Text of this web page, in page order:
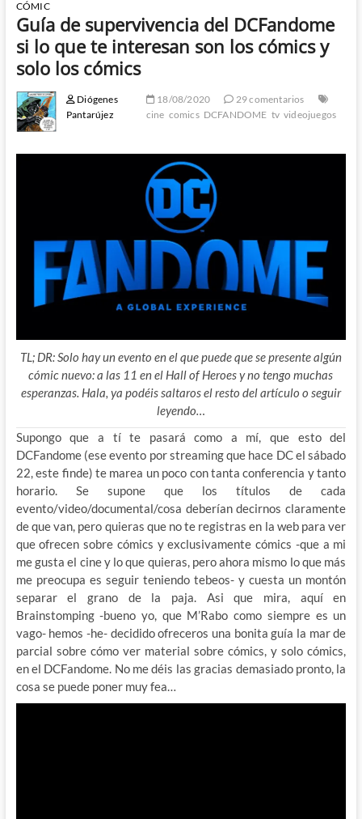
CÓMIC
Guía de supervivencia del DCFandome
si lo que te interesan son los cómics y
solo los cómics
Diógenes
Pantarújez
18/08/2020
29 comentarios
cine comics DCFANDOME tv videojuegos
TL; DR: Solo hay un evento en el que puede que se presente algún
cómic nuevo: a las 11 en el Hall of Heroes y no tengo muchas
esperanzas. Hala, ya podéis saltaros el resto del artículo o seguir
leyendo…
Supongo que a tí te pasará como a mí, que esto del
DCFandome (ese evento por streaming que hace DC el sábado
22, este finde) te marea un poco con tanta conferencia y tanto
horario. Se supone que los títulos de cada
evento/video/documental/cosa deberían decirnos claramente
de que van, pero quieras que no te registras en la web para ver
que ofrecen sobre cómics y exclusivamente cómics -que a mi
me gusta el cine y lo que quieras, pero ahora mismo lo que más
me preocupa es seguir teniendo tebeos- y cuesta un montón
separar el grano de la paja. Asi que mira, aquí en
Brainstomping -bueno yo, que M’Rabo como siempre es un
vago- hemos -he- decidido ofreceros una bonita guía la mar de
parcial sobre cómo ver material sobre cómics, y solo cómics,
en el DCFandome. No me déis las gracias demasiado pronto, la
cosa se puede poner muy fea…